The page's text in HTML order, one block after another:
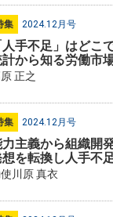
集 2024.12月号
人手不足」はどこ
から知る労働市
正之
集 2024.12月号
主義から組織開
を転換し人手不
川原 真衣